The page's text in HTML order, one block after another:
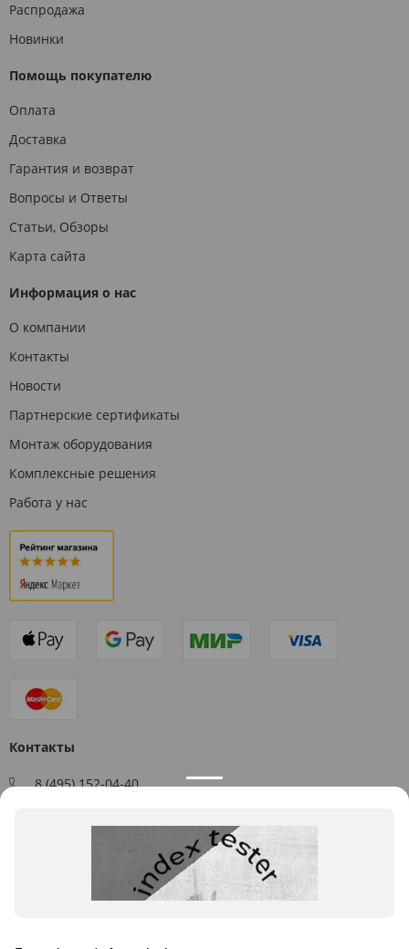
Распродажа
Новинки
Помощь покупателю
Оплата
Доставка
Гарантия и возврат
Вопросы и Ответы
Статьи, Обзоры
Карта сайта
Информация о нас
О компании
Контакты
Новости
Партнерские сертификаты
Монтаж оборудования
Комплексные решения
Работа у нас
Контакты
8 (495) 152-04-40
109544, г. Москва, ул. Большая Андроньевская, д. 17
Пн-Пт: 9:00 - 18:00